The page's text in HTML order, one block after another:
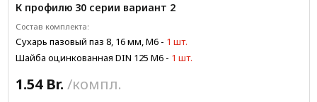
К профилю 30 серии вариант 2
Состав комплекта:
Сухарь пазовый паз 8, 16 мм, М6- 1 шт.
Шайба оцинкованная DIN 125 М6- 1 шт.
1.54 Br. /компл.